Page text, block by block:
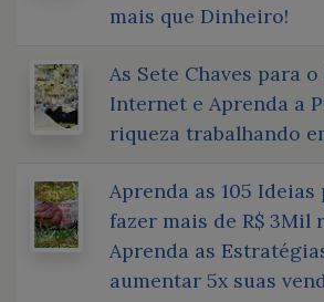
mais que Dinheiro!
As Sete Chaves para
Internet e Aprenda a
riqueza trabalhando
Aprenda as 105 Ideias
fazer mais de R$ 3Mil
Aprenda as
aumentar 5x suas